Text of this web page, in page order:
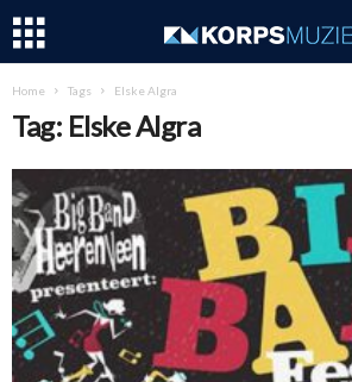
Home Tags Elske Algra
Tag: Elske Algra